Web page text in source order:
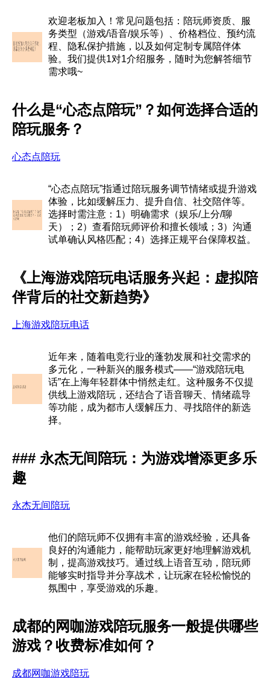
欢迎老板加入！常见问题包括：陪玩师资质、服
务类型（游戏/语音/娱乐等）、价格档位、预约流
程、隐私保护措施，以及如何定制专属陪伴体
验。我们提供1对1介绍服务，随时为您解答细节
需求哦~
什么是“心态点陪玩”？如何选择合适的
陪玩服务？
心态点陪玩
“心态点陪玩”指通过陪玩服务调节情绪或提升游戏
体验，比如缓解压力、提升自信、社交陪伴等。
选择时需注意：1）明确需求（娱乐/上分/聊
天）；2）查看陪玩师评价和擅长领域；3）沟通
试单确认风格匹配；4）选择正规平台保障权益。
《上海游戏陪玩电话服务兴起：虚拟陪
伴背后的社交新趋势》
上海游戏陪玩电话
近年来，随着电竞行业的蓬勃发展和社交需求的
多元化，一种新兴的服务模式——“游戏陪玩电
话”在上海年轻群体中悄然走红。这种服务不仅提
供线上游戏陪玩，还结合了语音聊天、情绪疏导
等功能，成为都市人缓解压力、寻找陪伴的新选
择。
### 永杰无间陪玩：为游戏增添更多乐
趣
永杰无间陪玩
他们的陪玩师不仅拥有丰富的游戏经验，还具备
良好的沟通能力，能帮助玩家更好地理解游戏机
制，提高游戏技巧。通过线上语音互动，陪玩师
能够实时指导并分享战术，让玩家在轻松愉悦的
氛围中，享受游戏的乐趣。
成都的网咖游戏陪玩服务一般提供哪些
游戏？收费标准如何？
成都网咖游戏陪玩